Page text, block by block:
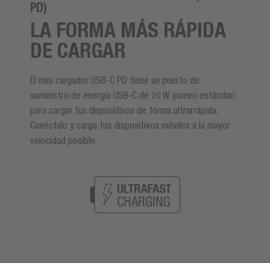
PD)
LA FORMA MÁS RÁPIDA
DE CARGAR
El mini cargador USB-C PD tiene un puerto de
suministro de energía USB-C de 20 W (nuevo estándar)
para cargar tus dispositivos de forma ultrarrápida.
Conéctalo y carga tus dispositivos móviles a la mayor
velocidad posible.